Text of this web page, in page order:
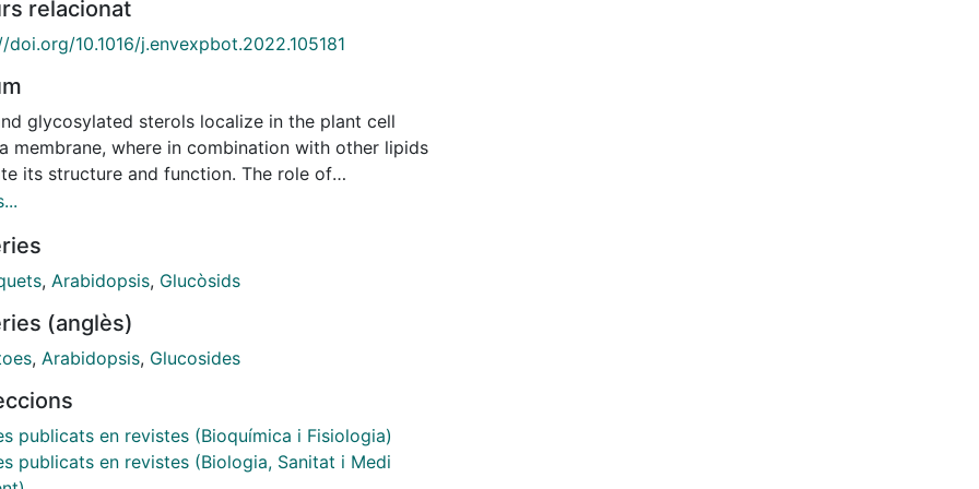
relacionat
doi.org/10.1016/j.envexpbot.2022.105181
glycosylated sterols localize in the plant cell
membrane, where in combination with other lipids
its structure and function. The role of
sterols in regulating membrane-associated
lycopersicum), in which glycosylated sterols are
sterols. A proper ratio of free sterols
plant performance in several species, but almost
is known in tomato. To assess the role of
we generated transgenic lines of tomato
Micro-Tom expressing two different amiRNAs
to silence STEROL GLYCOSYLTRANSFERASE 1,
, Arabidopsis, Glucòsids
(anglès)
, Arabidopsis, Glucosides
publicats en revistes (Bioquímica i Fisiologia)
publicats en revistes (Biologia, Sanitat i Medi